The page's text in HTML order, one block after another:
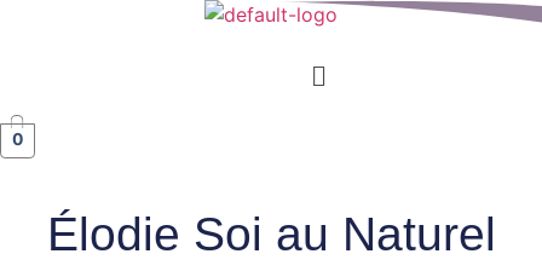
Menu
0
Élodie Soi au Naturel